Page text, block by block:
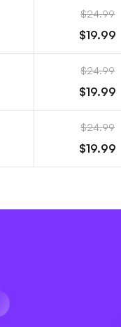
$24.99
$19.99
$24.99
$19.99
$24.99
$19.99